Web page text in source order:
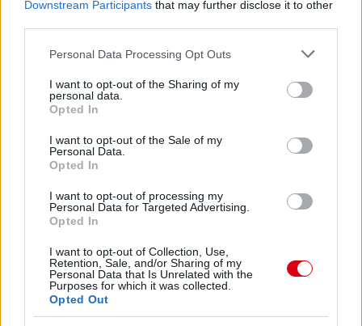
Downstream Participants that may further disclose it to other
Please note that this website/app uses one or more Google
not limited to your visit or usage behaviour. You may click to
grant or deny consent to Google and its third-party tags to
use your data for below specified purposes in below Google
consent section.
Personal Data Processing Opt Outs
I want to opt-out of the Sharing of my
personal data.
Opted In
I want to opt-out of the Sale of my
Personal Data.
Opted In
I want to opt-out of processing my
Personal Data for Targeted Advertising.
Opted In
I want to opt-out of Collection, Use,
Retention, Sale, and/or Sharing of my
Personal Data that Is Unrelated with the
Purposes for which it was collected.
Opted Out
Unilever 3 éves regionális szerzõdés 9 dél-kelet ázsiai
jegyárát csökkenti 4 fonttal a klub.
A United és a UNICEF folytatják a 13 éves
együttmûködést. A klub a következõ 3 évben különbözõ
összegyûjtésére kötelezte el magát. Ennek felét majd a
vietnami gyerekek kapják.
Woodward nyitott a safe standing kezdeményezésre,
illetve erõsíteni szeretné a szurkolókkal való
kommunikációt. Találkozott a két legnagyobb szurkolói
csoport (MUST, IMUSA) vezetõivel és a United We Stand